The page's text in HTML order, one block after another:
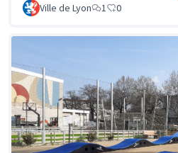
Ville de Lyon 1 0